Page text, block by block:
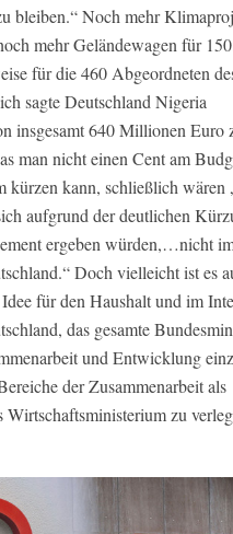
bleiben.“ Noch mehr
mehr Geländewagen für
für die 460 Abgeordneten
sagte Deutschland Nigeria
insgesamt 640 Millionen Euro
man nicht einen Cent am
kürzen kann, schließlich wären
aufgrund der deutlichen
ergeben würden,…nicht
Doch vielleicht ist es
für den Haushalt und im
das gesamte
und Entwicklung
der Zusammenarbeit als
zu